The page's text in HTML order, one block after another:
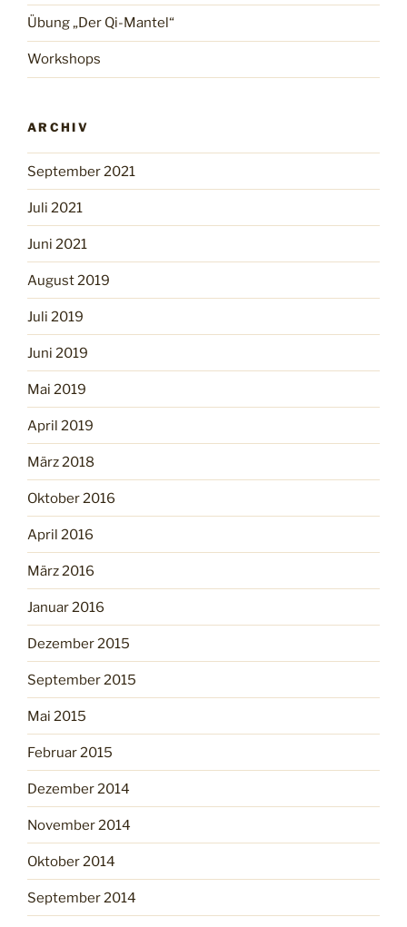
Übung „Der Qi-Mantel“
Workshops
ARCHIV
September 2021
Juli 2021
Juni 2021
August 2019
Juli 2019
Juni 2019
Mai 2019
April 2019
März 2018
Oktober 2016
April 2016
März 2016
Januar 2016
Dezember 2015
September 2015
Mai 2015
Februar 2015
Dezember 2014
November 2014
Oktober 2014
September 2014